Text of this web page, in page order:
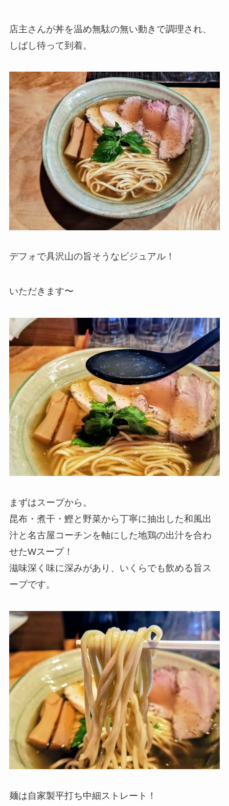
店主さんが丼を温め無駄の無い動きで調理され、
しばし待って到着。
デフォで具沢山の旨そうなビジュアル！
いただきます〜
まずはスープから。
昆布・煮干・鰹と野菜から丁寧に抽出した和風出
汁と名古屋コーチンを軸にした地鶏の出汁を合わ
せたWスープ！
滋味深く味に深みがあり、いくらでも飲める旨ス
ープです。
麺は自家製平打ち中細ストレート！